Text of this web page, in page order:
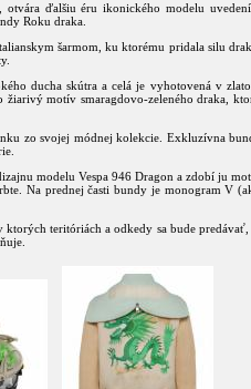
otvára ďalšiu éru ikonického modelu
Roku draka.
šarmom, ku ktorému pridala silu
ducha skútra a celá je vyhotovená v
motív smaragdovo-zeleného draka,
zo svojej módnej kolekcie. Exkluzívna
modelu Vespa 946 Dragon a zdobí ju
Na prednej časti bundy je monogram V
teritóriách a odkedy sa bude predávať,